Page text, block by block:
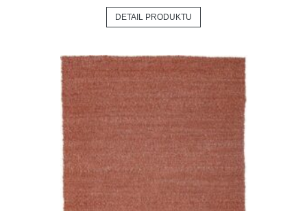
DETAIL PRODUKTU